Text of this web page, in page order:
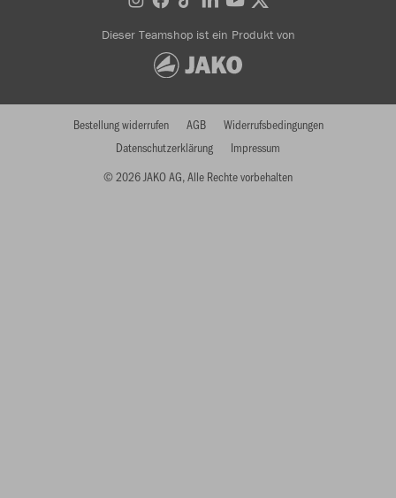
Dieser Teamshop ist ein Produkt von
© 2026 JAKO AG, Alle Rechte vorbehalten
Bestellung widerrufen AGB
Widerrufsbedingungen
Datenschutzerklärung
Impressum